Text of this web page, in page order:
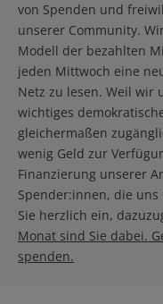
von Spenden und
unserer Community.
Modell der bezahlten
jeden Mittwoch eine
Netz zu lesen. Weil wir
wichtiges
gleichermaßen
wenig Geld zur
Finanzierung unserer
Spender:innen, die
Sie herzlich ein,
Monat sind Sie dabei.
spenden.